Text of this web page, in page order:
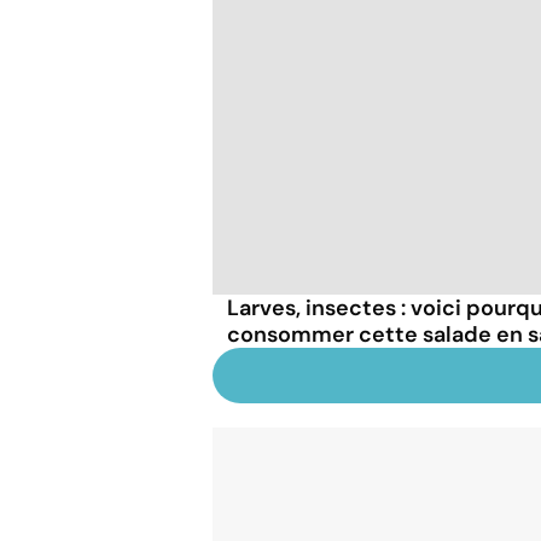
Larves, insectes : voici
consommer cette salade en